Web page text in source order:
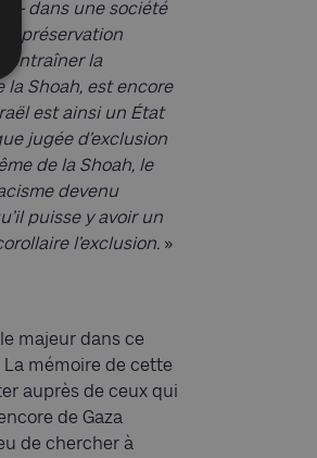
– dans une société
préservation
entraîner la
Shoah, est encore
est ainsi un État
jugée d’exclusion
de la Shoah, le
devenu
puisse y avoir un
l’exclusion. »
majeur dans ce
mémoire de cette
auprès de ceux qui
de Gaza
de chercher à